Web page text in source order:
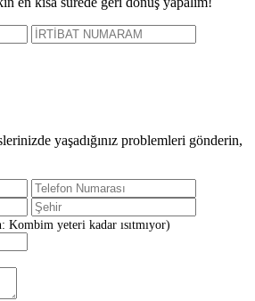
yaşadığınız problemleri gönderin,
Kombim yeteri kadar ısıtmıyor)